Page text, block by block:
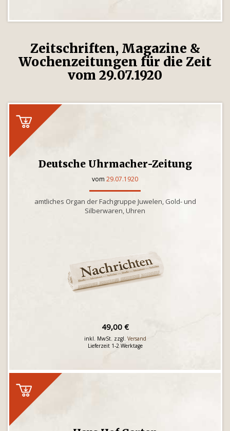
Zeitschriften, Magazine &
Wochenzeitungen für die Zeit
vom 29.07.1920
Deutsche Uhrmacher-Zeitung
vom 29.07.1920
amtliches Organ der Fachgruppe Juwelen, Gold- und
Silberwaren, Uhren
49,00 €
inkl. MwSt. zzgl. Versand
Lieferzeit 1-2 Werktage